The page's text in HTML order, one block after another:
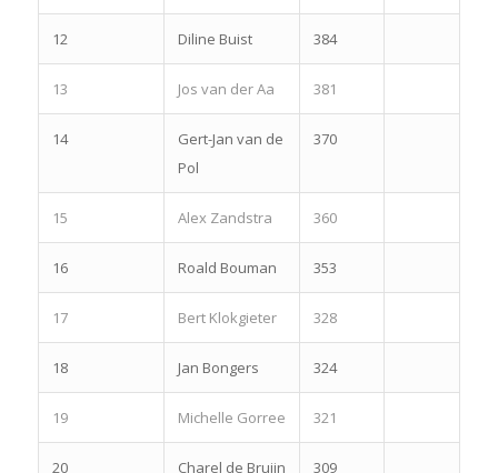
12 Diline Buist 384
13 Jos van der Aa 381
14
Gert-Jan van de
Pol
370
15 Alex Zandstra 360
16 Roald Bouman 353
17 Bert Klokgieter 328
18 Jan Bongers 324
19 Michelle Gorree 321
20 Charel de Bruijn 309